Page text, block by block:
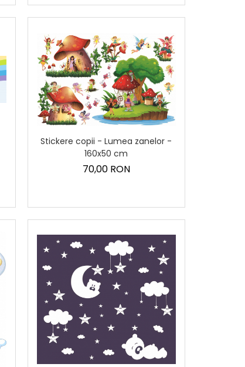
Stickere copii - Lumea zanelor -
160x50 cm
70,00 RON